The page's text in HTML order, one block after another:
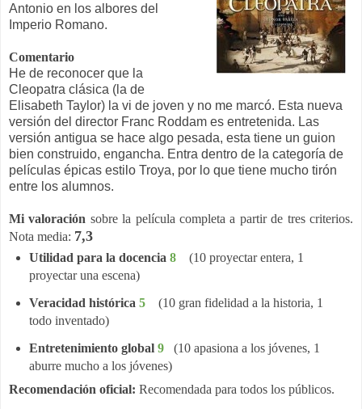
Antonio en los albores del
Imperio Romano.
Comentario
He de reconocer que la
Cleopatra clásica (la de
Elisabeth Taylor) la vi de joven y no me marcó. Esta nueva
versión del director Franc Roddam es entretenida. Las
versión antigua se hace algo pesada, esta tiene un guion
bien construido, engancha. Entra dentro de la categoría de
películas épicas estilo Troya, por lo que tiene mucho tirón
entre los alumnos.
Mi valoración sobre la película completa a partir de tres criterios.
Nota media: 7,3
Utilidad para la docencia 8
(10 proyectar entera, 1
proyectar una escena)
Veracidad histórica 5
(10 gran fidelidad a la historia, 1
todo inventado)
Entretenimiento global 9(10 apasiona a los jóvenes, 1
aburre mucho a los jóvenes)
Recomendación oficial: Recomendada para todos los públicos.